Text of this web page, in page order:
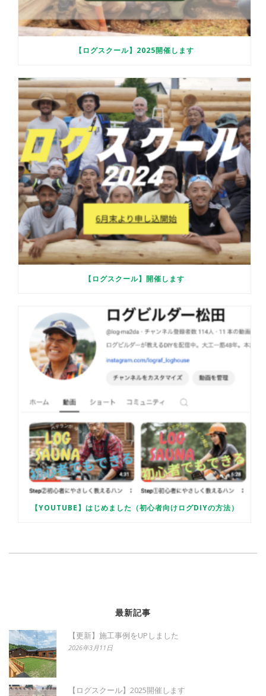
【ログスクール】2025開催します
【ログスクール】開催します
【YOUTUBE】はじめました（初心者向けログDIYの方法）
最新記事
【更新】施工事例をUPしました
2026年3月11日
【ログスクール】2025開催します